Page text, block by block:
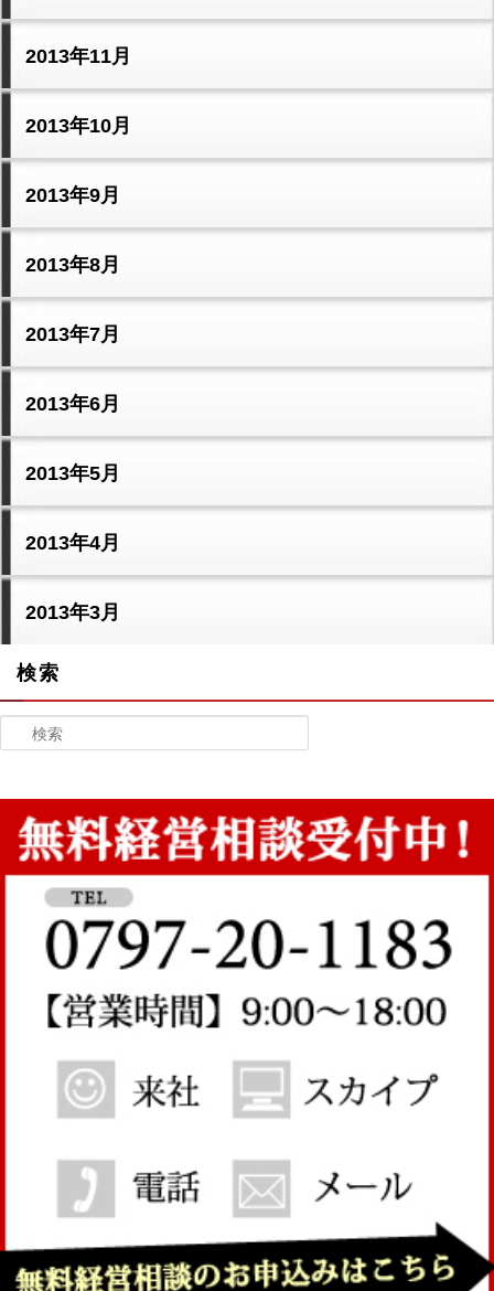
2013年11月
2013年10月
2013年9月
2013年8月
2013年7月
2013年6月
2013年5月
2013年4月
2013年3月
検索